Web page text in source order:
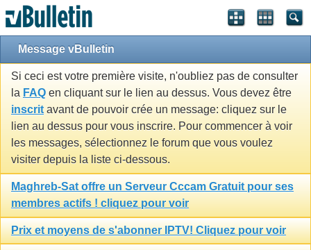
Message vBulletin
Si ceci est votre première visite, n'oubliez pas de consulter
la FAQ en cliquant sur le lien au dessus. Vous devez être
inscrit avant de pouvoir crée un message: cliquez sur le
lien au dessus pour vous inscrire. Pour commencer à voir
les messages, sélectionnez le forum que vous voulez
visiter depuis la liste ci-dessous.
Maghreb-Sat offre un Serveur Cccam Gratuit pour ses
membres actifs ! cliquez pour voir
Prix et moyens de s'abonner IPTV! Cliquez pour voir